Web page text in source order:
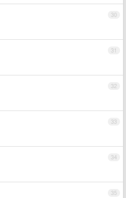
30
31
32
33
34
35